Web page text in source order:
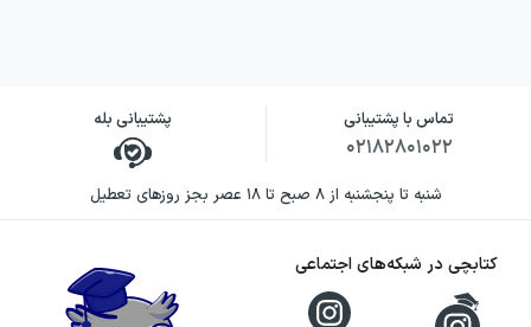
تماس با پشتیبانی
۰۲۱۸۲۸۰۱۰۲۲
پشتیبانی بله
شنبه تا پنجشنبه از ۸ صبح تا ۱۸ عصر بجز روزهای تعطیل
کتابچی در شبکه‌های اجتماعی